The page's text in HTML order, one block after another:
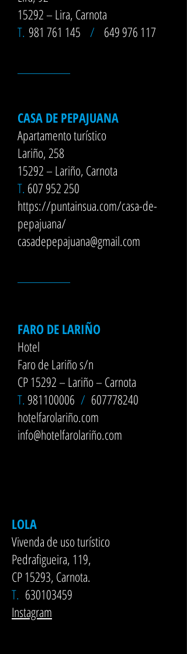
15292 – Lira, Carnota
T. 981 761 145 / 649 976 117
CASA DE PEPAJUANA
Apartamento turístico
Lariño, 258
15292 – Lariño, Carnota
T. 607 952 250
https://puntainsua.com/casa-de-
pepajuana/
casadepepajuana@gmail.com
FARO DE LARIÑO
Hotel
Faro de Lariño s/n
CP 15292 – Lariño – Carnota
T. 981100006 / 607778240
hotelfarolariño.com
info@hotelfarolariño.com
LOLA
Vivenda de uso turístico
Pedrafigueira, 119,
CP 15293, Carnota.
T. 630103459
Instagram